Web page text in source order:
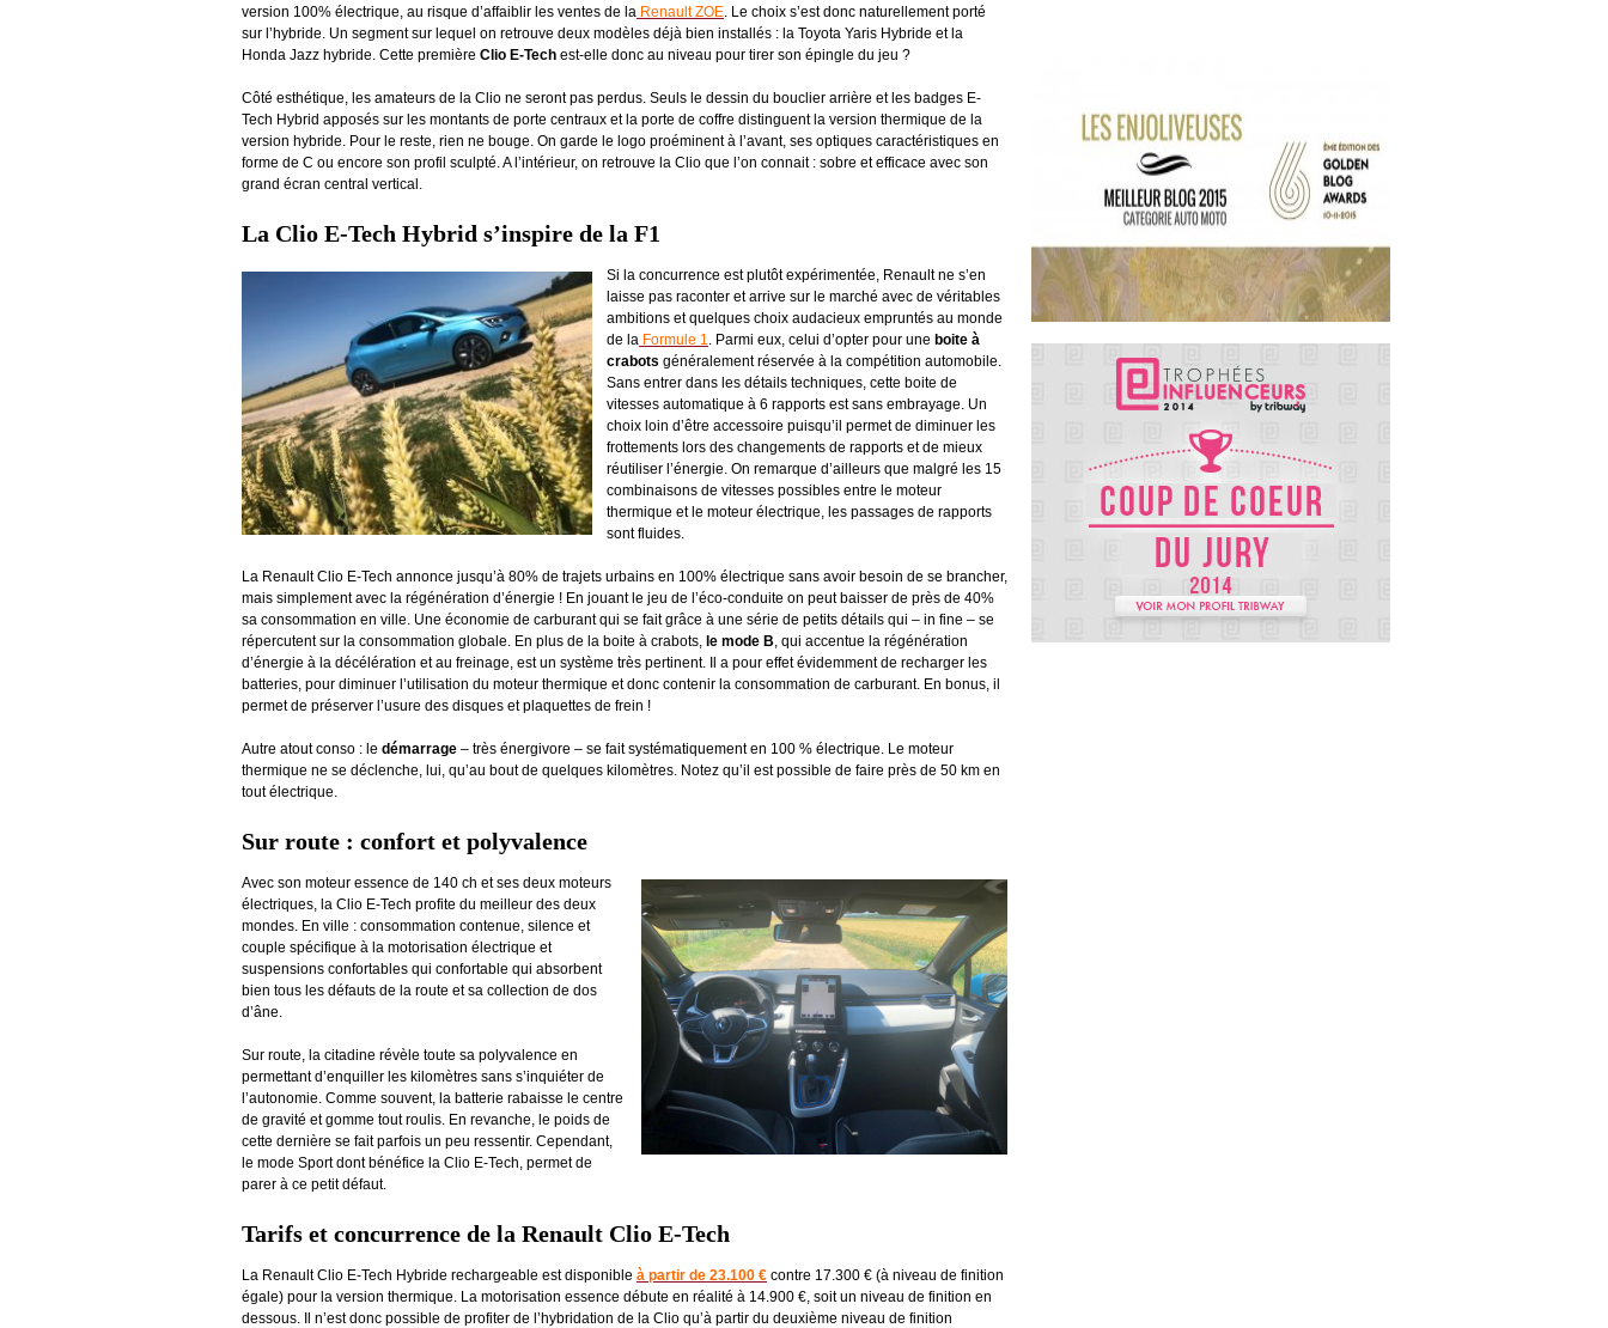
version 100% électrique, au risque d’affaiblir les ventes de la Renault ZOE. Le choix s’est donc naturellement porté
sur l’hybride. Un segment sur lequel on retrouve deux modèles déjà bien installés : la Toyota Yaris Hybride et la
Honda Jazz hybride. Cette première Clio E-Tech est-elle donc au niveau pour tirer son épingle du jeu ?
Côté esthétique, les amateurs de la Clio ne seront pas perdus. Seuls le dessin du bouclier arrière et les badges E-
Tech Hybrid apposés sur les montants de porte centraux et la porte de coffre distinguent la version thermique de la
version hybride. Pour le reste, rien ne bouge. On garde le logo proéminent à l’avant, ses optiques caractéristiques en
forme de C ou encore son profil sculpté. A l’intérieur, on retrouve la Clio que l’on connait : sobre et efficace avec son
grand écran central vertical.
La Clio E-Tech Hybrid s’inspire de la F1
Si la concurrence est plutôt expérimentée, Renault ne s’en
laisse pas raconter et arrive sur le marché avec de véritables
ambitions et quelques choix audacieux empruntés au monde
de la Formule 1. Parmi eux, celui d’opter pour une boite à
crabots généralement réservée à la compétition automobile.
Sans entrer dans les détails techniques, cette boite de
vitesses automatique à 6 rapports est sans embrayage. Un
choix loin d’être accessoire puisqu’il permet de diminuer les
frottements lors des changements de rapports et de mieux
réutiliser l’énergie. On remarque d’ailleurs que malgré les 15
combinaisons de vitesses possibles entre le moteur
thermique et le moteur électrique, les passages de rapports
sont fluides.
La Renault Clio E-Tech annonce jusqu’à 80% de trajets urbains en 100% électrique sans avoir besoin de se brancher,
mais simplement avec la régénération d’énergie ! En jouant le jeu de l’éco-conduite on peut baisser de près de 40%
sa consommation en ville. Une économie de carburant qui se fait grâce à une série de petits détails qui – in fine – se
répercutent sur la consommation globale. En plus de la boite à crabots, le mode B, qui accentue la régénération
d’énergie à la décélération et au freinage, est un système très pertinent. Il a pour effet évidemment de recharger les
batteries, pour diminuer l’utilisation du moteur thermique et donc contenir la consommation de carburant. En bonus, il
permet de préserver l’usure des disques et plaquettes de frein !
Autre atout conso : le démarrage – très énergivore – se fait systématiquement en 100 % électrique. Le moteur
thermique ne se déclenche, lui, qu’au bout de quelques kilomètres. Notez qu’il est possible de faire près de 50 km en
tout électrique.
Sur route : confort et polyvalence
Avec son moteur essence de 140 ch et ses deux moteurs
électriques, la Clio E-Tech profite du meilleur des deux
mondes. En ville : consommation contenue, silence et
couple spécifique à la motorisation électrique et
suspensions confortables qui confortable qui absorbent
bien tous les défauts de la route et sa collection de dos
d’âne.
Sur route, la citadine révèle toute sa polyvalence en
permettant d’enquiller les kilomètres sans s’inquiéter de
l’autonomie. Comme souvent, la batterie rabaisse le centre
de gravité et gomme tout roulis. En revanche, le poids de
cette dernière se fait parfois un peu ressentir. Cependant,
le mode Sport dont bénéfice la Clio E-Tech, permet de
parer à ce petit défaut.
Tarifs et concurrence de la Renault Clio E-Tech
La Renault Clio E-Tech Hybride rechargeable est disponible à partir de 23.100 € contre 17.300 € (à niveau de finition
égale) pour la version thermique. La motorisation essence débute en réalité à 14.900 €, soit un niveau de finition en
dessous. Il n’est donc possible de profiter de l’hybridation de la Clio qu’à partir du deuxième niveau de finition